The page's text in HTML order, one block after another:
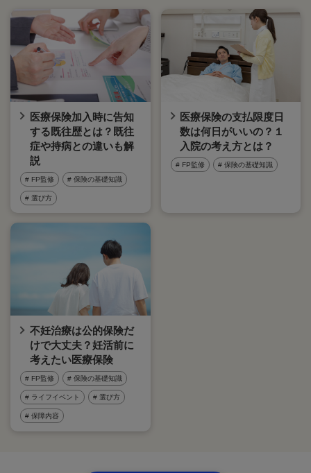
医療保険加入時に告知
する既往歴とは？既往
症や持病との違いも解
説
# FP監修 # 保険の基礎知識
# 選び方
医療保険の支払限度日
数は何日がいいの？１
入院の考え方とは？
# FP監修 # 保険の基礎知識
不妊治療は公的保険だ
けで大丈夫？妊活前に
考えたい医療保険
# FP監修 # 保険の基礎知識
# ライフイベント # 選び方
# 保障内容